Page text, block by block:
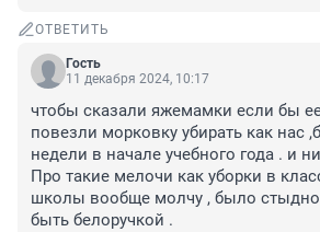
ОТВЕТИТЬ
Гость
11 декабря 2024, 10:17
чтобы сказали яжемамки если бы
повезли морковку убирать как нас
недели в начале учебного года . и
Про такие мелочи как уборки в
школы вообще молчу , было стыдно
быть белоручкой .